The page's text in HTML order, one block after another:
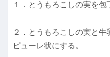
１．とうもろこしの実を包
２．とうもろこしの実と牛
ピューレ状にする。